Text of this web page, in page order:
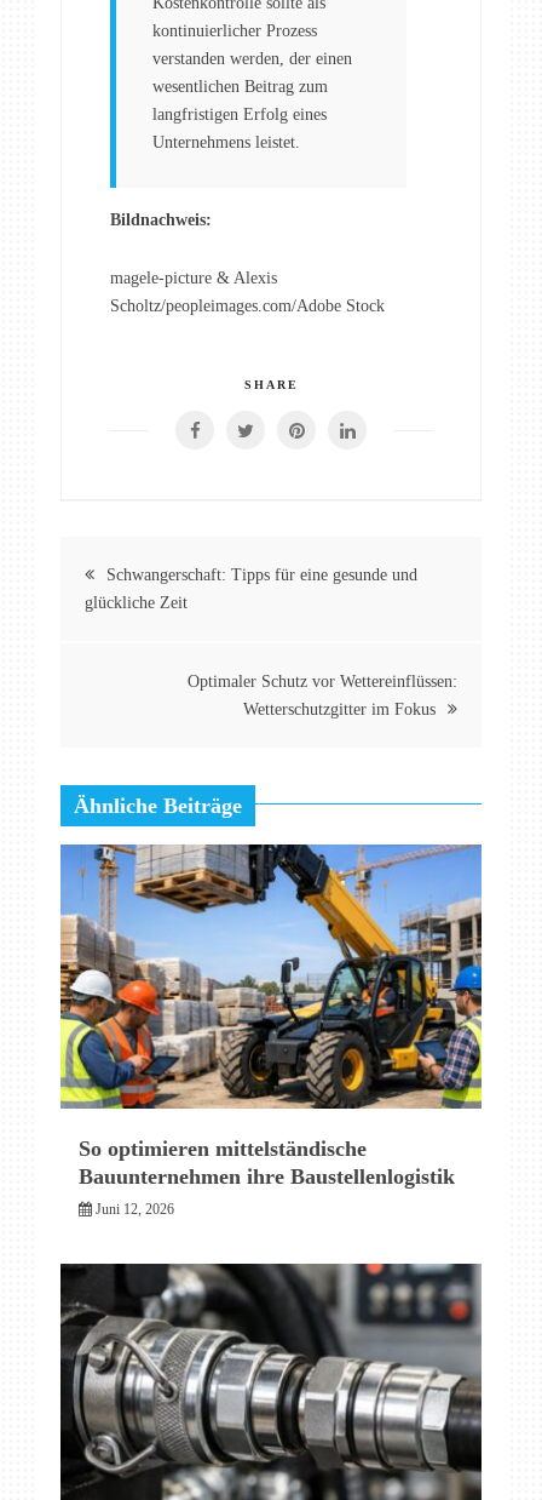
kontinuierlicher Prozess
verstanden werden, der einen
wesentlichen Beitrag zum
langfristigen Erfolg eines
Unternehmens leistet.
Bildnachweis:
magele-picture & Alexis
Scholtz/peopleimages.com/Adobe Stock
SHARE
Beitragsnavigation
Schwangerschaft: Tipps für eine gesunde und
glückliche Zeit
Optimaler Schutz vor Wettereinflüssen:
Wetterschutzgitter im Fokus
Ähnliche Beiträge
So optimieren mittelständische
Bauunternehmen ihre Baustellenlogistik
Juni 12, 2026